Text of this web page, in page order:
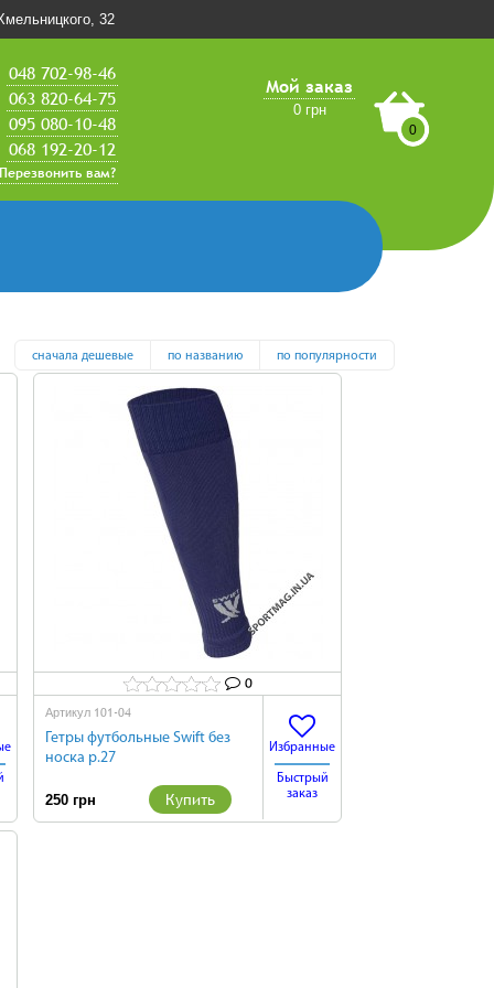
32
Мой заказ
0 грн
0
048 702-98-46
063 820-64-75
095 080-10-48
068 192-20-12
Перезвонить вам?
по популярности
по названию
сначала дешевые
0
Артикул 101-04
Гетры футбольные Swift без
носка р.27
250 грн Купить
Избранные
Быстрый
заказ